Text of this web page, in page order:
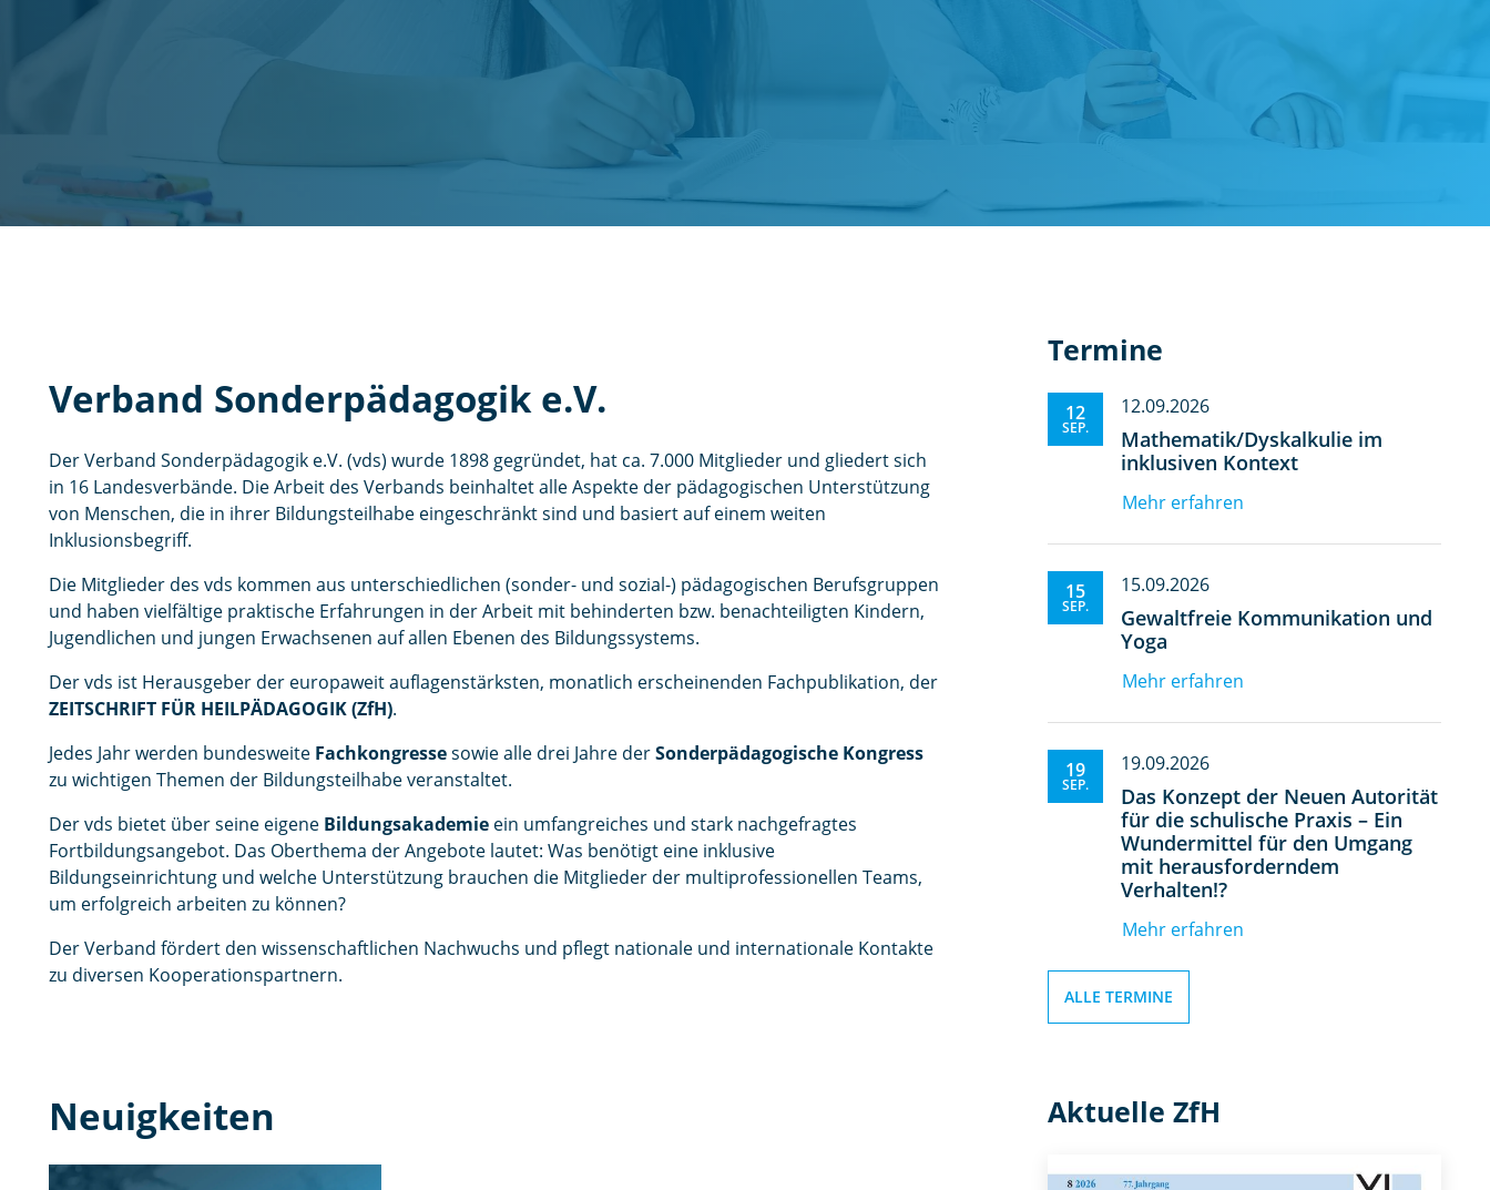
Verband Sonderpädagogik e.V.
Der Verband Sonderpädagogik e.V. (vds) wurde 1898 gegründet, hat ca. 7.000 Mitglieder und gliedert sich
in 16 Landesverbände. Die Arbeit des Verbands beinhaltet alle Aspekte der pädagogischen Unterstützung
von Menschen, die in ihrer Bildungsteilhabe eingeschränkt sind und basiert auf einem weiten
Inklusionsbegriff.
Die Mitglieder des vds kommen aus unterschiedlichen (sonder- und sozial-) pädagogischen Berufsgruppen
und haben vielfältige praktische Erfahrungen in der Arbeit mit behinderten bzw. benachteiligten Kindern,
Jugendlichen und jungen Erwachsenen auf allen Ebenen des Bildungssystems.
Der vds ist Herausgeber der europaweit auflagenstärksten, monatlich erscheinenden Fachpublikation, der
ZEITSCHRIFT FÜR HEILPÄDAGOGIK (ZfH).
Jedes Jahr werden bundesweite Fachkongressesowie alle drei Jahre derSonderpädagogische Kongress
zu wichtigen Themen der Bildungsteilhabe veranstaltet.
Der vds bietet über seine eigene Bildungsakademie ein umfangreiches und stark nachgefragtes
Fortbildungsangebot. Das Oberthema der Angebote lautet: Was benötigt eine inklusive
Bildungseinrichtung und welche Unterstützung brauchen die Mitglieder der multiprofessionellen Teams,
um erfolgreich arbeiten zu können?
Der Verband fördert den wissenschaftlichen Nachwuchs und pflegt nationale und internationale Kontakte
zu diversen Kooperationspartnern.
Neuigkeiten
Termine
12
SEP.
12.09.2026
Mathematik/Dyskalkulie im
inklusiven Kontext
Mehr erfahren
15
SEP.
15.09.2026
Gewaltfreie Kommunikation und
Yoga
Mehr erfahren
19
SEP.
19.09.2026
Das Konzept der Neuen Autorität
für die schulische Praxis – Ein
Wundermittel für den Umgang
mit herausforderndem
Verhalten!?
Mehr erfahren
ALLE TERMINE
Aktuelle ZfH